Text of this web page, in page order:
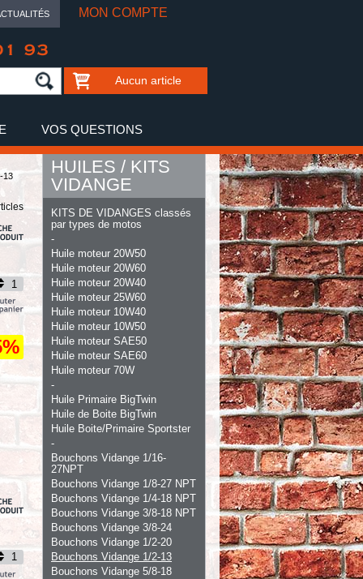
MON COMPTE
93
Aucun article
VOS QUESTIONS
13
HUILES / KITS
VIDANGE
KITS DE VIDANGES classés
par types de motos
-
Huile moteur 20W50
Huile moteur 20W60
Huile moteur 20W40
Huile moteur 25W60
Huile moteur 10W40
Huile moteur 10W50
Huile moteur SAE50
Huile moteur SAE60
Huile moteur 70W
-
Huile Primaire BigTwin
Huile de Boite BigTwin
Huile Boite/Primaire Sportster
-
Bouchons Vidange 1/16-
27NPT
Bouchons Vidange 1/8-27 NPT
Bouchons Vidange 1/4-18 NPT
Bouchons Vidange 3/8-18 NPT
Bouchons Vidange 3/8-24
Bouchons Vidange 1/2-20
Bouchons Vidange 1/2-13
Bouchons Vidange 5/8-18